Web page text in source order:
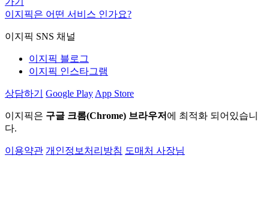
이지픽은 어떤 서비스 인가요?
이지픽 SNS 채널
이지픽 블로그
이지픽 인스타그램
상담하기 Google Play App Store
이지픽은 구글 크롬(Chrome) 브라우저 에 최적화 되어있습니
다.
이용약관 개인정보처리방침 도매처 사장님